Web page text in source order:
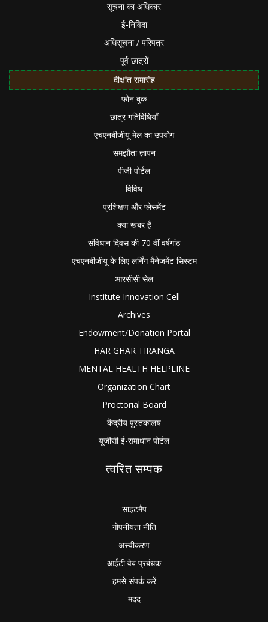
सूचना का अधिकार
ई-निविदा
अधिसूचना / परिपत्र
पूर्व छात्रों
दीक्षांत समारोह
फोन बुक
छात्र गतिविधियाँ
एचएनबीजीयू मेल का उपयोग
समझौता ज्ञापन
पीजी पोर्टल
विविध
प्रशिक्षण और प्लेसमेंट
क्या खबर है
संविधान दिवस की 70 वीं वर्षगांठ
एचएनबीजीयू के लिए लर्निंग मैनेजमेंट सिस्टम
आरसीसी सेल
Institute Innovation Cell
Archives
Endowment/Donation Portal
HAR GHAR TIRANGA
MENTAL HEALTH HELPLINE
Organization Chart
Proctorial Board
केंद्रीय पुस्तकालय
यूजीसी ई-समाधान पोर्टल
त्वरित सम्पक
साइटमैप
गोपनीयता नीति
अस्वीकरण
आईटी वेब प्रबंधक
हमसे संपर्क करें
मदद